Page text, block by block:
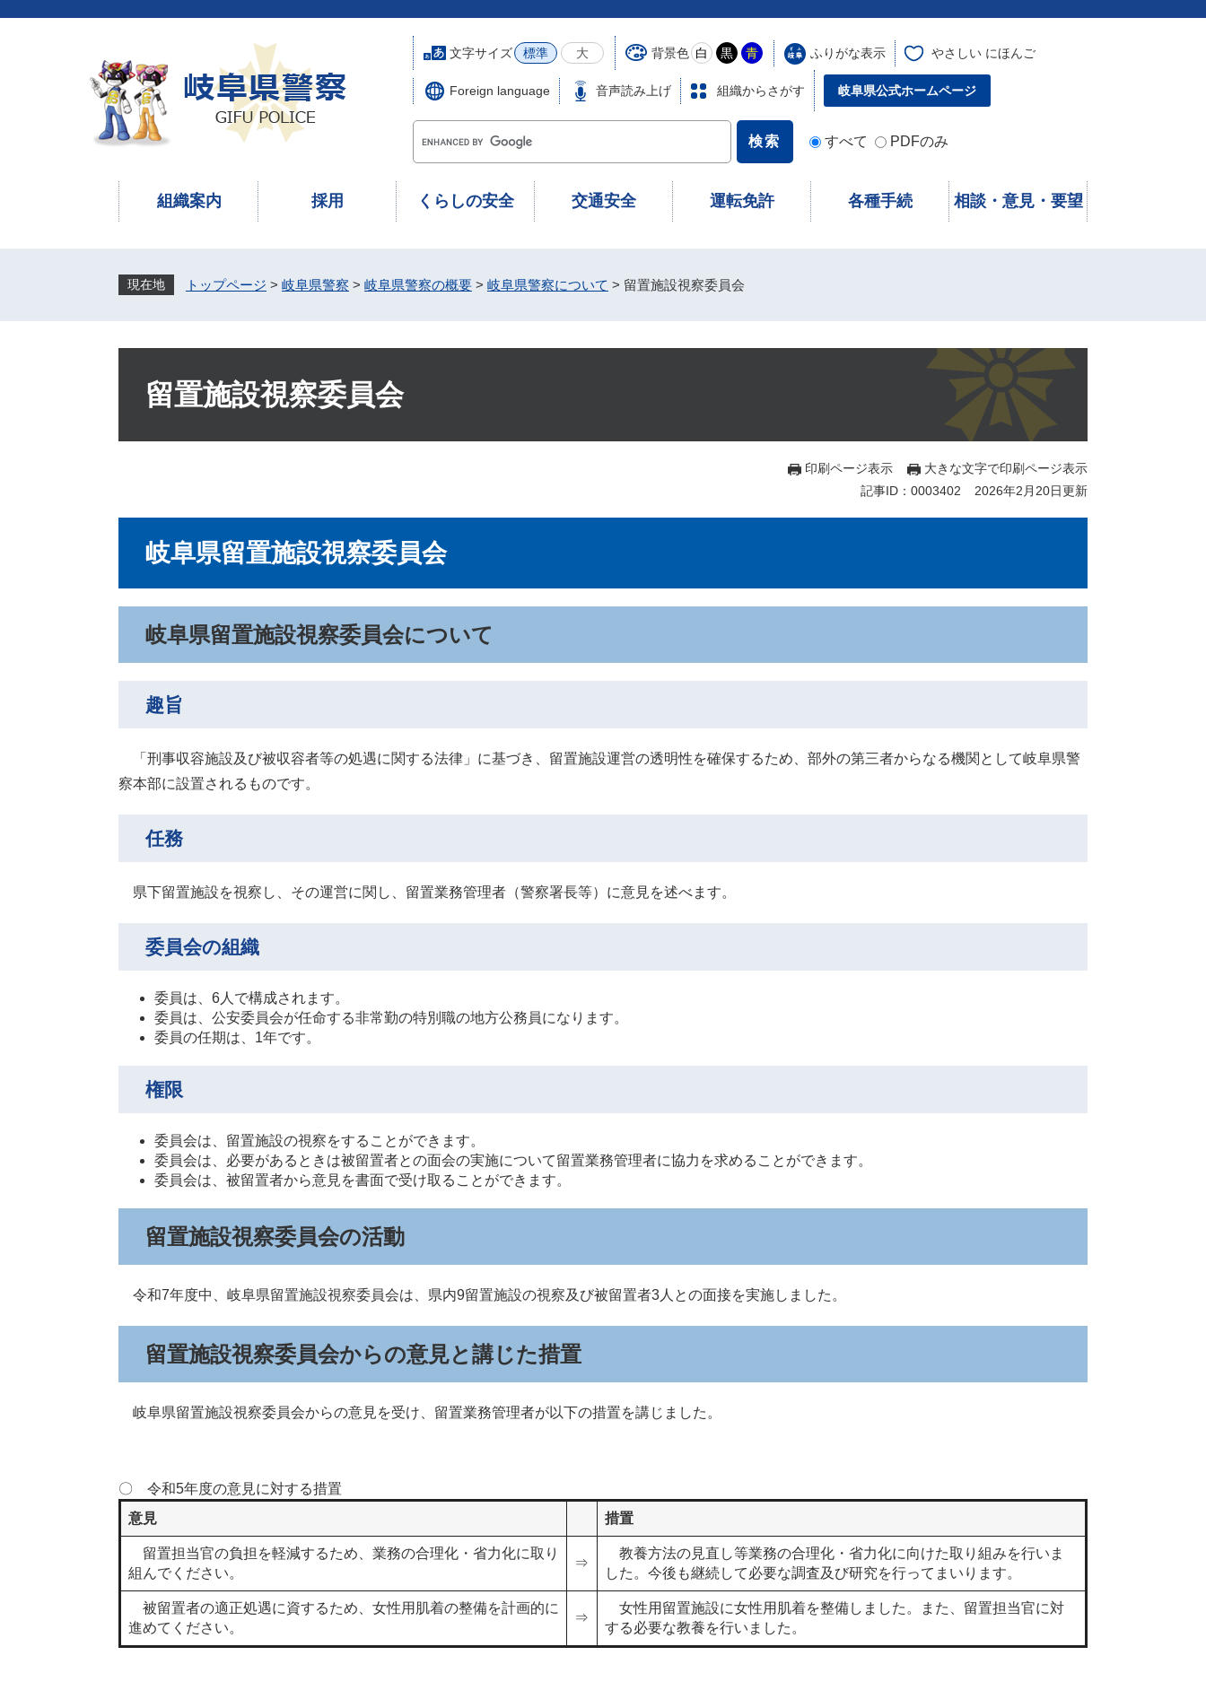
文字サイズ 標準 大 背景色 白 黒 青 ふりがな表示 やさしい にほんご
Foreign language 音声読み上げ 組織からさがす 岐阜県公式ホームページ
カ
タ
索
すべて PDFのみ
組織案内 採用 くらしの安全 交通安全 運転免許 各種手続 相談・意見・要望
トップページ > 岐阜県警察 > 岐阜県警察の概要 > 岐阜県警察について > 留置施設視察委員会
留置施設視察委員会
印刷ページ表示
大きな文字で印刷ページ表示
記事ID：0003402
2026年2月20日更新
岐阜県留置施設視察委員会
岐阜県留置施設視察委員会について
趣旨
「刑事収容施設及び被収容者等の処遇に関する法律」に基づき、留置施設運営の透明性を確保するため、部外の第三者からなる機関として岐阜県警
察本部に設置されるものです。
任務
県下留置施設を視察し、その運営に関し、留置業務管理者（警察署長等）に意見を述べます。
委員会の組織
委員は、6人で構成されます。
委員は、公安委員会が任命する非常勤の特別職の地方公務員になります。
委員の任期は、1年です。
権限
委員会は、留置施設の視察をすることができます。
委員会は、必要があるときは被留置者との面会の実施について留置業務管理者に協力を求めることができます。
委員会は、被留置者から意見を書面で受け取ることができます。
留置施設視察委員会の活動
令和7年度中、岐阜県留置施設視察委員会は、県内9留置施設の視察及び被留置者3人との面接を実施しました。
留置施設視察委員会からの意見と講じた措置
岐阜県留置施設視察委員会からの意見を受け、留置業務管理者が以下の措置を講じました。
〇 令和5年度の意見に対する措置
意見
措置
留置担当官の負担を軽減するため、業務の合理化・省力化に取り
組んでください。
⇒
教養方法の見直し等業務の合理化・省力化に向けた取り組みを行いま
した。今後も継続して必要な調査及び研究を行ってまいります。
被留置者の適正処遇に資するため、女性用肌着の整備を計画的に
進めてください。
⇒
女性用留置施設に女性用肌着を整備しました。また、留置担当官に対
する必要な教養を行いました。